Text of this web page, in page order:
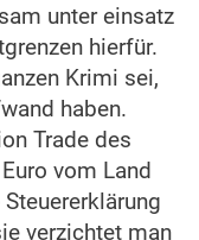
unter einsatz
hierfür.
Krimi sei,
haben.
Trade des
vom Land
verzichtet man